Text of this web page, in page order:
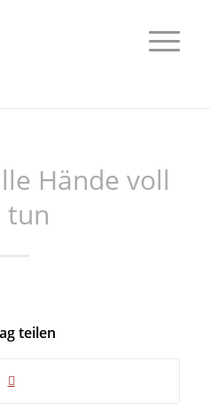
Hände voll
tun
teilen